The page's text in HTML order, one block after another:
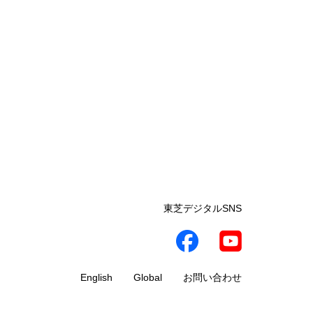
東芝デジタルSNS
English Global お問い合わせ